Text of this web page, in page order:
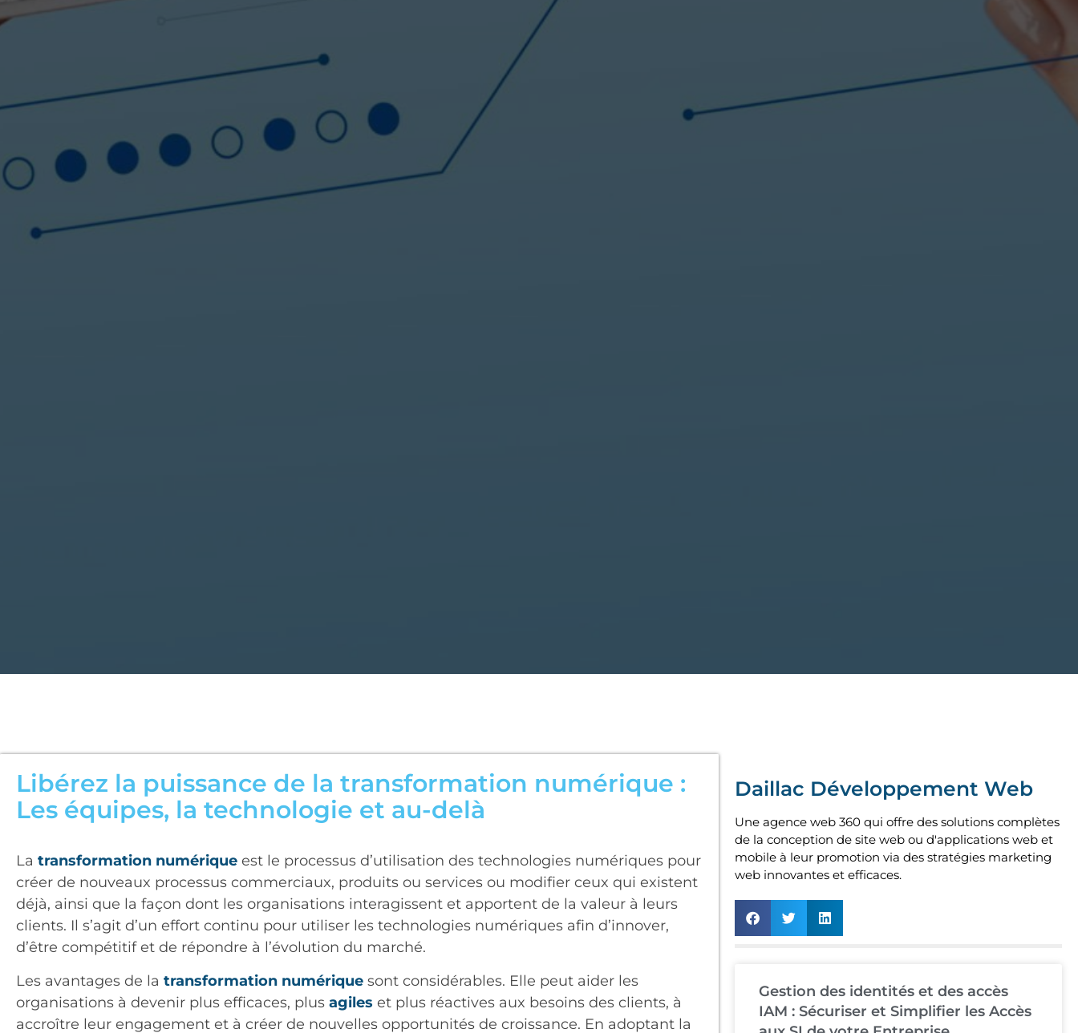
Libérez la puissance de la transformation numérique :
Les équipes, la technologie et au-delà
La transformation numérique est le processus d’utilisation des technologies numériques pour
créer de nouveaux processus commerciaux, produits ou services ou modifier ceux qui existent
déjà, ainsi que la façon dont les organisations interagissent et apportent de la valeur à leurs
clients. Il s’agit d’un effort continu pour utiliser les technologies numériques afin d’innover,
d’être compétitif et de répondre à l’évolution du marché.
Les avantages de la transformation numérique sont considérables. Elle peut aider les
organisations à devenir plus efficaces, plus agiles et plus réactives aux besoins des clients, à
accroître leur engagement et à créer de nouvelles opportunités de croissance. En adoptant la
Daillac Développement Web
Une agence web 360 qui offre des solutions complètes
de la conception de site web ou d'applications web et
mobile à leur promotion via des stratégies marketing
web innovantes et efficaces.
Gestion des identités et des accès
IAM : Sécuriser et Simplifier les Accès